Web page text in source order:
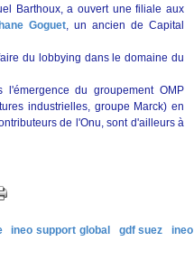
Barthoux, a ouvert une filiale aux
Goguet, un ancien de Capital
du lobbying dans le domaine du
du groupement OMP
industrielles, groupe Marck) en
de l'Onu, sont d'ailleurs à
ineo support global gdf suez
ineo